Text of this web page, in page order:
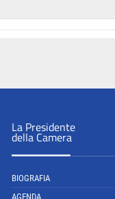
La Presidente
della Camera
BIOGRAFIA
AGENDA